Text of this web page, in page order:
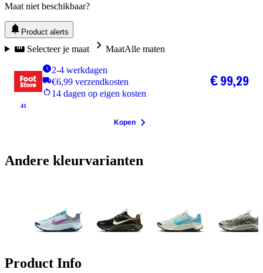
Maat niet beschikbaar?
Product alerts
Selecteer je maat MaatAlle maten
2-4 werkdagen
€6,99 verzendkosten
14 dagen op eigen kosten
41
€ 99,29
Kopen
Andere kleurvarianten
Product Info